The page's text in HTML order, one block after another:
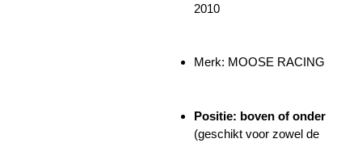
2010
Merk: MOOSE RACING
Positie: boven of onder
(geschikt voor zowel de